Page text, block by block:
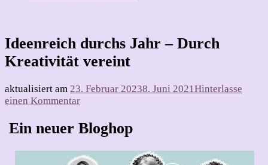
Ideenreich durchs Jahr – Durch
Kreativität vereint
aktualisiert am 23. Februar 20238. Juni 2021Hinterlasse
einen Kommentarzu
durchs
Jahr
–
Durch
Ein neuer Bloghop